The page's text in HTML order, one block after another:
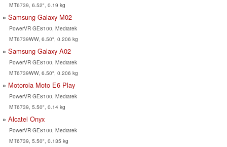
MT6739, 6.52", 0.19 kg
Samsung Galaxy M02
PowerVR GE8100, Mediatek
MT6739WW, 6.50", 0.206 kg
Samsung Galaxy A02
PowerVR GE8100, Mediatek
MT6739WW, 6.50", 0.206 kg
Motorola Moto E6 Play
PowerVR GE8100, Mediatek
MT6739, 5.50", 0.14 kg
Alcatel Onyx
PowerVR GE8100, Mediatek
MT6739, 5.50", 0.135 kg